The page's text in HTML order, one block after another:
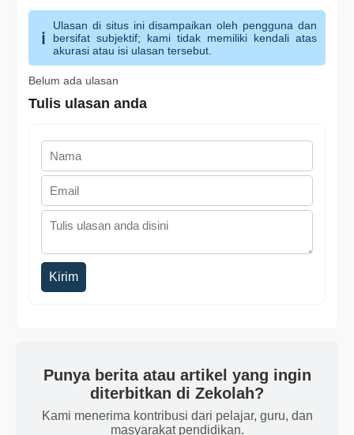
Ulasan di situs ini disampaikan oleh pengguna dan
bersifat subjektif; kami tidak memiliki kendali atas
akurasi atau isi ulasan tersebut.
Belum ada ulasan
Tulis ulasan anda
Kirim
Punya berita atau artikel yang ingin
diterbitkan di Zekolah?
Kami menerima kontribusi dari pelajar, guru, dan
masyarakat pendidikan.